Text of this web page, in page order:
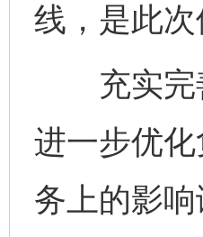
线，是此
充实完善
进一步优
务上的影